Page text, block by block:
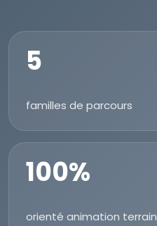
5
familles de parcours
100%
orienté animation terrain